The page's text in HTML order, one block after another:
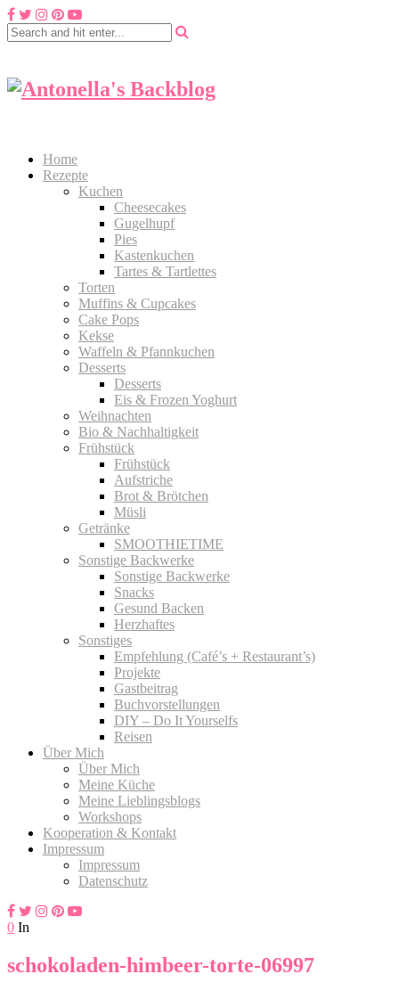
Home
Rezepte
Kuchen
Cheesecakes
Gugelhupf
Pies
Kastenkuchen
Tartes & Tartlettes
Torten
Muffins & Cupcakes
Cake Pops
Kekse
Waffeln & Pfannkuchen
Desserts
Desserts
Eis & Frozen Yoghurt
Weihnachten
Bio & Nachhaltigkeit
Frühstück
Frühstück
Aufstriche
Brot & Brötchen
Müsli
Getränke
SMOOTHIETIME
Sonstige Backwerke
Sonstige Backwerke
Snacks
Gesund Backen
Herzhaftes
Sonstiges
Empfehlung (Café’s + Restaurant’s)
Projekte
Gastbeitrag
Buchvorstellungen
DIY – Do It Yourselfs
Reisen
Über Mich
Über Mich
Meine Küche
Meine Lieblingsblogs
Workshops
Kooperation & Kontakt
Impressum
Impressum
Datenschutz
0 In
schokoladen-himbeer-torte-06997